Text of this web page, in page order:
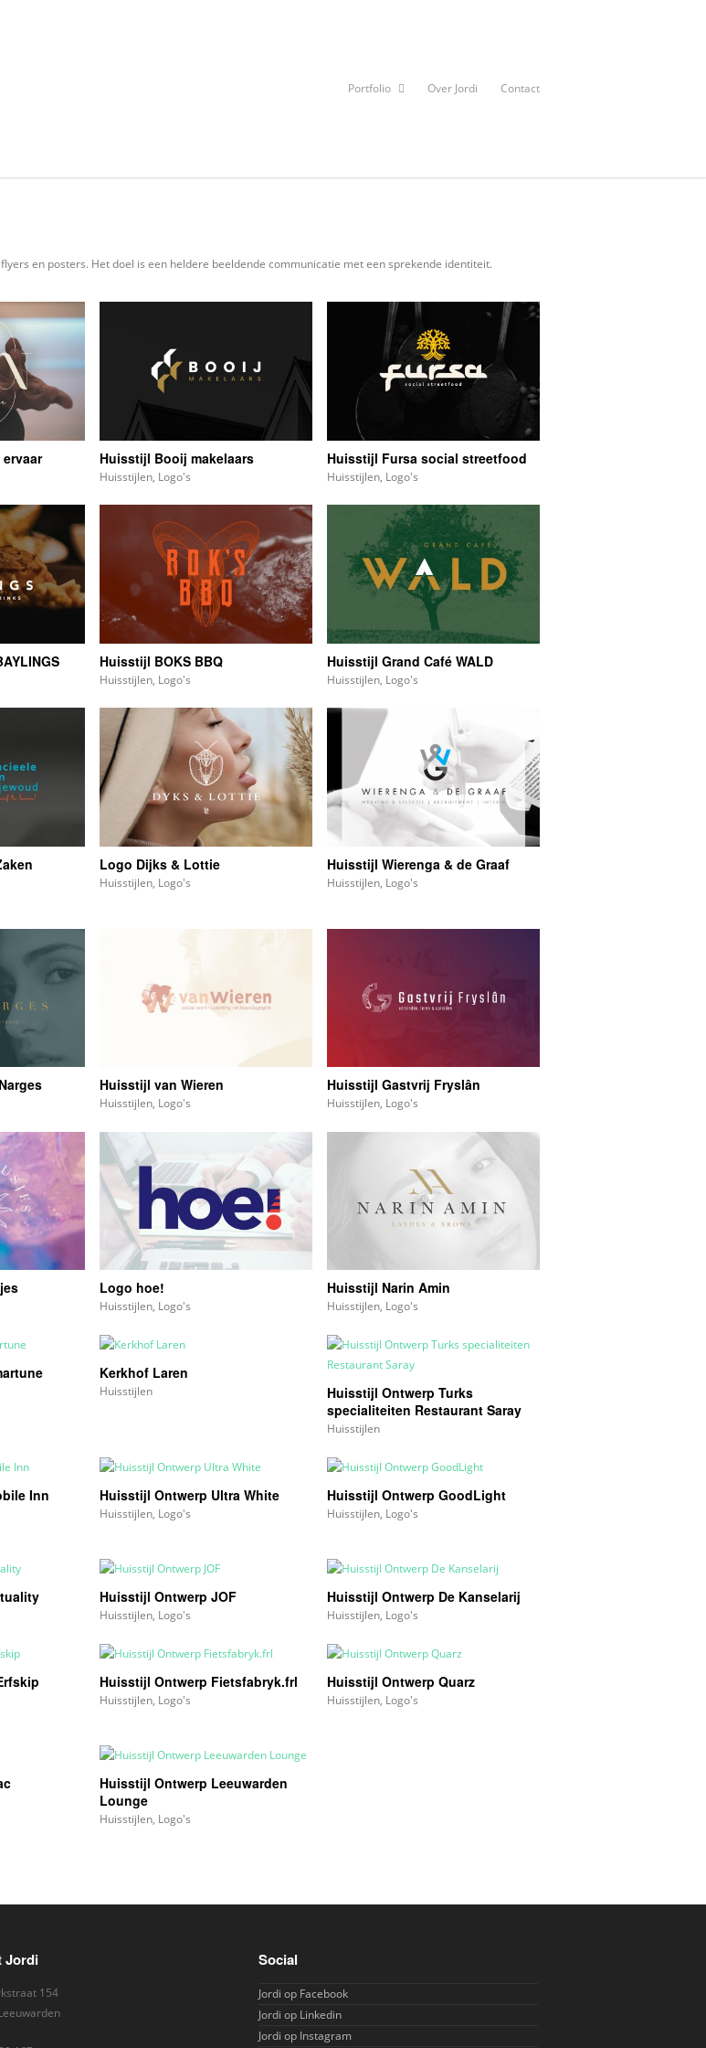
Portfolio Over Jordi Contact
en posters. Het doel is een heldere beeldende communicatie met een sprekende identiteit.
Huisstijl Booij makelaars
Huisstijlen, Logo's
Huisstijl Fursa social streetfood
Huisstijlen, Logo's
Huisstijl BOKS BBQ
Huisstijlen, Logo's
Huisstijl Grand Café WALD
Huisstijlen, Logo's
Logo Dijks & Lottie
Huisstijlen, Logo's
Huisstijl Wierenga & de Graaf
Huisstijlen, Logo's
Huisstijl van Wieren
Huisstijlen, Logo's
Huisstijl Gastvrij Fryslân
Huisstijlen, Logo's
Logo hoe!
Huisstijlen, Logo's
Huisstijl Narin Amin
Huisstijlen, Logo's
Kerkhof Laren
Huisstijlen
Huisstijl Ontwerp Turks
specialiteiten Restaurant Saray
Huisstijlen
Inn Huisstijl Ontwerp Ultra White
Huisstijlen, Logo's
Huisstijl Ontwerp GoodLight
Huisstijlen, Logo's
Huisstijl Ontwerp JOF
Huisstijlen, Logo's
Huisstijl Ontwerp De Kanselarij
Huisstijlen, Logo's
Huisstijl Ontwerp Fietsfabryk.frl
Huisstijlen, Logo's
Huisstijl Ontwerp Quarz
Huisstijlen, Logo's
Huisstijl Ontwerp Leeuwarden
Lounge
Huisstijlen, Logo's
Jordi
154
Social
Jordi op Facebook
Jordi op Linkedin
Jordi op Instagram